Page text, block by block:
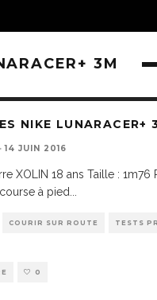
3M
NIKE LUNARACER+
· 14 JUIN 2016
XOLIN 18 ans Taille : 1m76
à pied
COURIR SUR ROUTE TESTS
0